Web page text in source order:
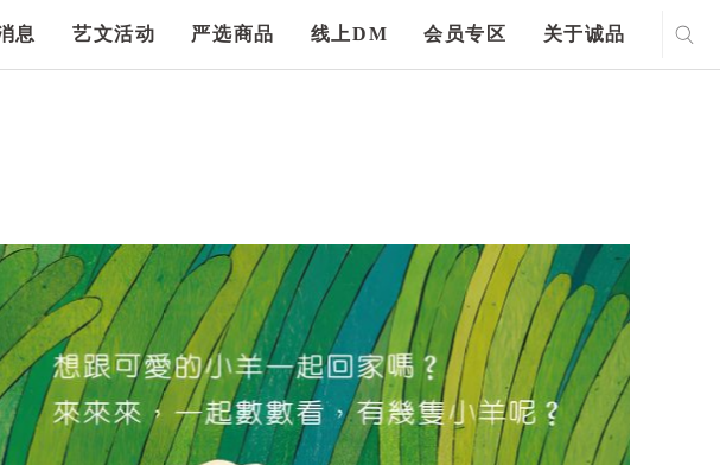
息 艺文活动 严选商品 线上DM 会员专区 关于诚品